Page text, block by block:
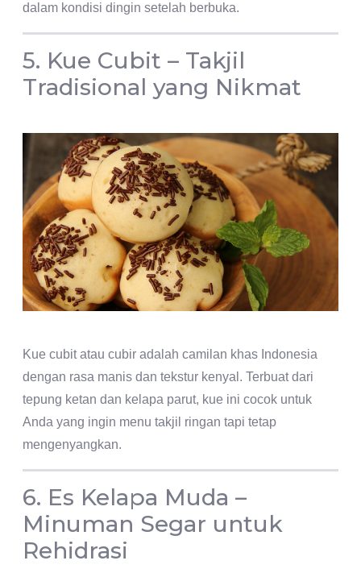
dalam kondisi dingin setelah berbuka.
5. Kue Cubit – Takjil
Tradisional yang Nikmat
Kue cubit atau cubir adalah camilan khas Indonesia
dengan rasa manis dan tekstur kenyal. Terbuat dari
tepung ketan dan kelapa parut, kue ini cocok untuk
Anda yang ingin menu takjil ringan tapi tetap
mengenyangkan.
6. Es Kelapa Muda –
Minuman Segar untuk
Rehidrasi